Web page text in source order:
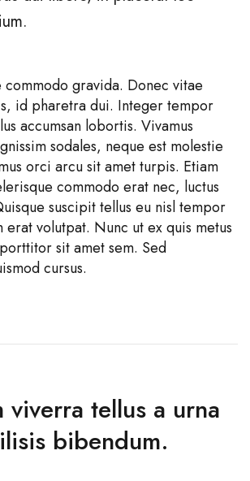
gravida. Donec vitae
id pharetra dui. Integer tempor
accumsan lobortis. Vivamus
sodales, neque est molestie
orci arcu sit amet turpis. Etiam
commodo erat nec, luctus
suscipit tellus eu nisl tempor
erat volutpat. Nunc ut ex quis metus
sit amet sem. Sed
cursus.
viverra tellus a urna
bibendum.